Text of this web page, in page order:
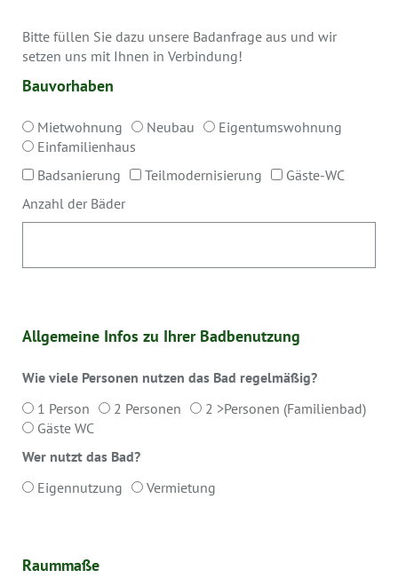
Bitte füllen Sie dazu unsere Badanfrage aus und wir
setzen uns mit Ihnen in Verbindung!
Bauvorhaben
Mietwohnung Neubau
Eigentumswohnung
Einfamilienhaus
Badsanierung
Teilmodernisierung
Gäste-WC
Anzahl der Bäder
Allgemeine Infos zu Ihrer Badbenutzung
Wie viele Personen nutzen das Bad regelmäßig?
1 Person
2 Personen
2 >Personen (Familienbad)
Gäste WC
Wer nutzt das Bad?
Eigennutzung
Vermietung
Raummaße